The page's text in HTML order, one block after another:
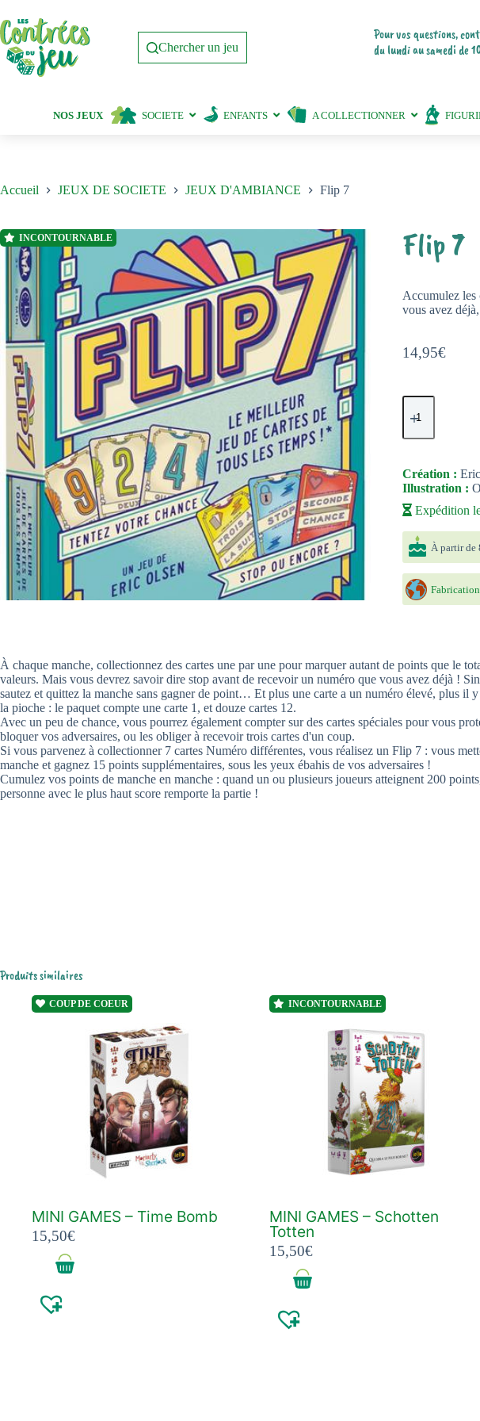
au
contenu
Chercher un jeu
Pour vos questions,
du lundi au samedi de
NOS JEUX SOCIETE ENFANTS A COLLECTIONNER
Accueil JEUX DE SOCIETE JEUX D'AMBIANCE Flip 7
INCONTOURNABLE Flip 7
14,95€
Accumulez les
vous avez
quantité
de
7
Expédition
Création :
Illustration :
À partir de
À chaque manche, collectionnez des cartes une par une pour marquer autant de points que le
valeurs. Mais vous devrez savoir dire stop avant de recevoir un numéro que vous avez déjà !
sautez et quittez la manche sans gagner de point… Et plus une carte a un numéro élevé, plus il y
la pioche : le paquet compte une carte 1, et douze cartes 12.
Avec un peu de chance, vous pourrez également compter sur des cartes spéciales pour vous
bloquer vos adversaires, ou les obliger à recevoir trois cartes d'un coup.
Si vous parvenez à collectionner 7 cartes Numéro différentes, vous réalisez un Flip 7 : vous
manche et gagnez 15 points supplémentaires, sous les yeux ébahis de vos adversaires !
Cumulez vos points de manche en manche : quand un ou plusieurs joueurs atteignent 200
personne avec le plus haut score remporte la partie !
Produits similaires
COUP DE COEUR
MINI GAMES – Time Bomb
15,50€
INCONTOURNABLE
MINI GAMES – Schotten
Totten
15,50€